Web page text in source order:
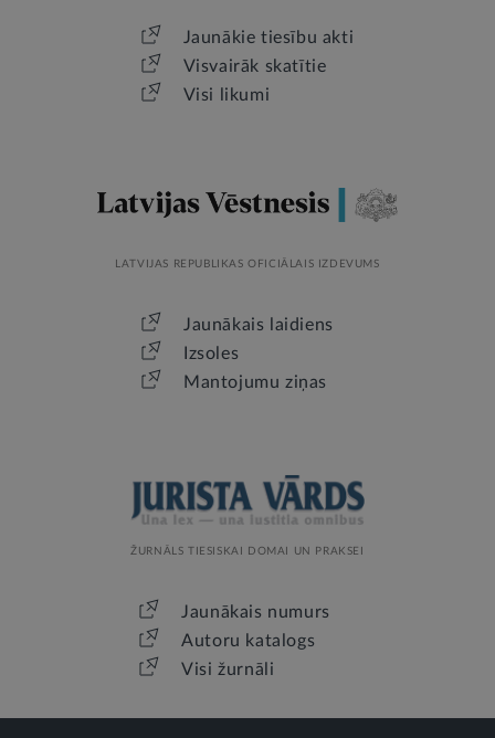
Jaunākie tiesību akti
Visvairāk skatītie
Visi likumi
LATVIJAS REPUBLIKAS OFICIĀLAIS IZDEVUMS
Jaunākais laidiens
Izsoles
Mantojumu ziņas
ŽURNĀLS TIESISKAI DOMAI UN PRAKSEI
Jaunākais numurs
Autoru katalogs
Visi žurnāli